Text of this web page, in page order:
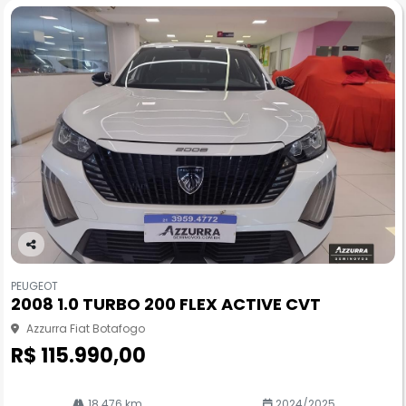
Co
pa
rtil
he
PEUGEOT
2008 1.0 TURBO 200 FLEX ACTIVE CVT
Azzurra Fiat Botafogo
R$ 115.990,00